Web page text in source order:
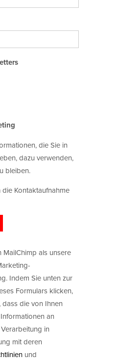
die Sie in
dazu verwenden,
bleiben.
Kontaktaufnahme
MailChimp als unsere
Indem Sie unten zur
Formulars klicken,
dass die von Ihnen
an
in
mit deren
und